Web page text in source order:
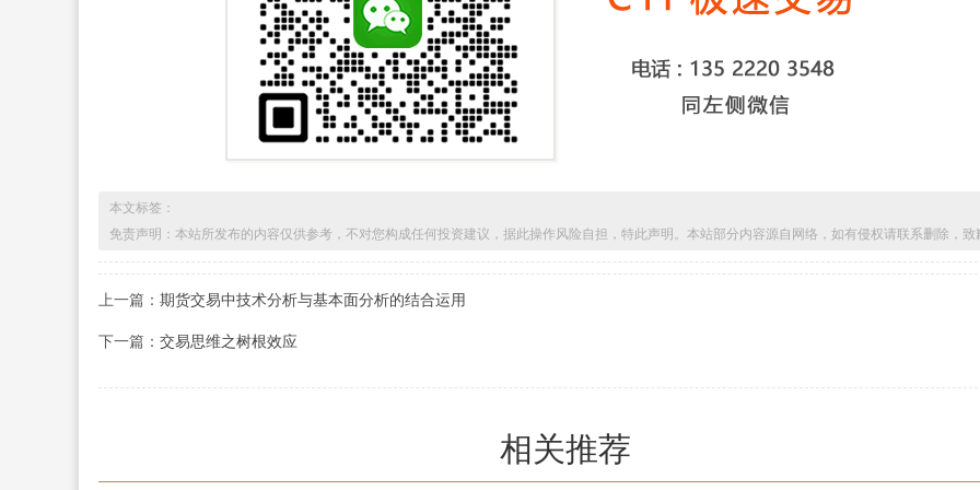
本文标签：
免责声明：本站所发布的内容仅供参考，不对您构成任何投资建议，据此操作风险自担，特此声明。本站部分内容源自网络，如有侵权请联系删除，致
上一篇： 期货交易中技术分析与基本面分析的结合运用
下一篇： 交易思维之树根效应
相关推荐